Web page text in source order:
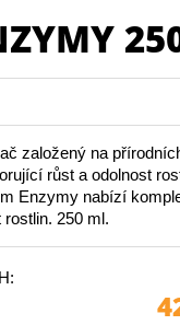
založený na
růst a odolnost
Enzymy nabízí
rostlin. 250 ml.